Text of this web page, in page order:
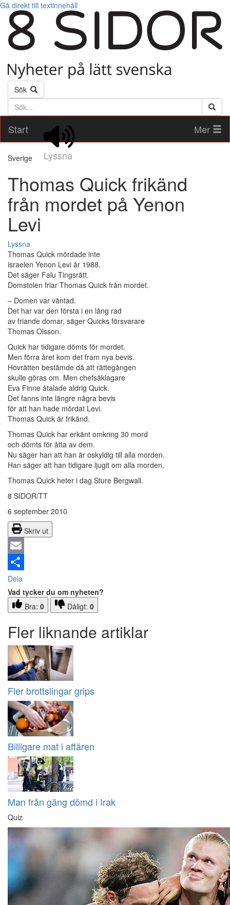
Gå direkt till textinnehåll
Sök
Söktext
Start
Lyssna
Mer
Sverige
Thomas Quick frikänd
från mordet på Yenon
Levi
Lyssna
Thomas Quick mördade inte
israelen Yenon Levi år 1988.
Det säger Falu Tingsrätt.
Domstolen friar Thomas Quick från mordet.
– Domen var väntad.
Det har var den första i en lång rad
av friande domar, säger Quicks försvarare
Thomas Olsson.
Quick har tidigare dömts för mordet.
Men förra året kom det fram nya bevis.
Hovrätten bestämde då att rättegången
skulle göras om. Men chefsåklagare
Eva Finne åtalade aldrig Quick.
Det fanns inte längre några bevis
för att han hade mördat Levi.
Thomas Quick är frikänd.
Thomas Quick har erkänt omkring 30 mord
och dömts för åtta av dem.
Nu säger han att han är oskyldig till alla morden.
Han säger att han tidigare ljugit om alla morden.
Thomas Quick heter i dag Sture Bergwall.
8 SIDOR/TT
6 september 2010
Skriv ut
Email
Dela
Vad tycker du om nyheten?
Bra: 0 Dåligt: 0
Fler liknande artiklar
Fler brottslingar grips
Billigare mat i affären
Man från gäng dömd i Irak
Quiz